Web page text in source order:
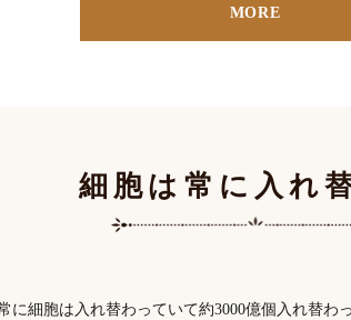
MORE
細胞は常に入れ
に細胞は入れ替わっていて約3000億個入れ替わ